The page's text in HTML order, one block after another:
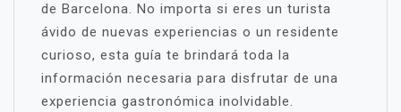
de Barcelona. No importa si eres un turista
ávido de nuevas experiencias o un residente
curioso, esta guía te brindará toda la
información necesaria para disfrutar de una
experiencia gastronómica inolvidable.